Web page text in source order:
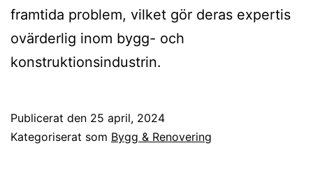
framtida problem, vilket gör deras expertis
ovärderlig inom bygg- och
konstruktionsindustrin.
Publicerat den 25 april, 2024
Kategoriserat som Bygg & Renovering